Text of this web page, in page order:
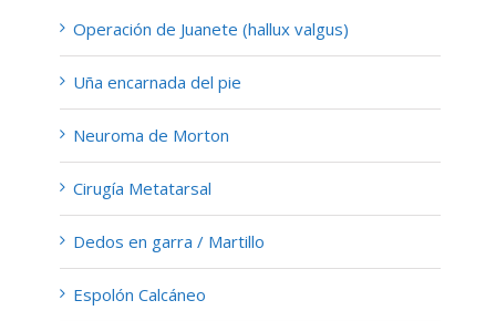
Operación de Juanete (hallux valgus)
Uña encarnada del pie
Neuroma de Morton
Cirugía Metatarsal
Dedos en garra / Martillo
Espolón Calcáneo